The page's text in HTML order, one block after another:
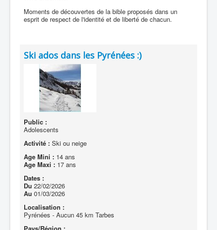
Moments de découvertes de la bible proposés dans un
esprit de respect de l'identité et de liberté de chacun.
Ski ados dans les Pyrénées :)
Public :
Adolescents
Activité : Ski ou neige
Age Mini : 14 ans
Age Maxi : 17 ans
Dates :
Du 22/02/2026
Au 01/03/2026
Localisation :
Pyrénées - Aucun 45 km Tarbes